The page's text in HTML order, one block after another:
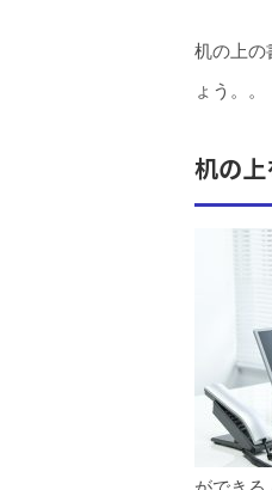
机の上の
ょう。。
机の